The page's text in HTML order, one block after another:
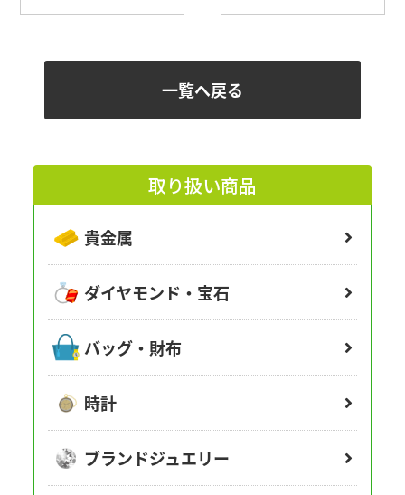
一覧へ戻る
取り扱い商品
貴金属
ダイヤモンド・宝石
バッグ・財布
時計
ブランドジュエリー